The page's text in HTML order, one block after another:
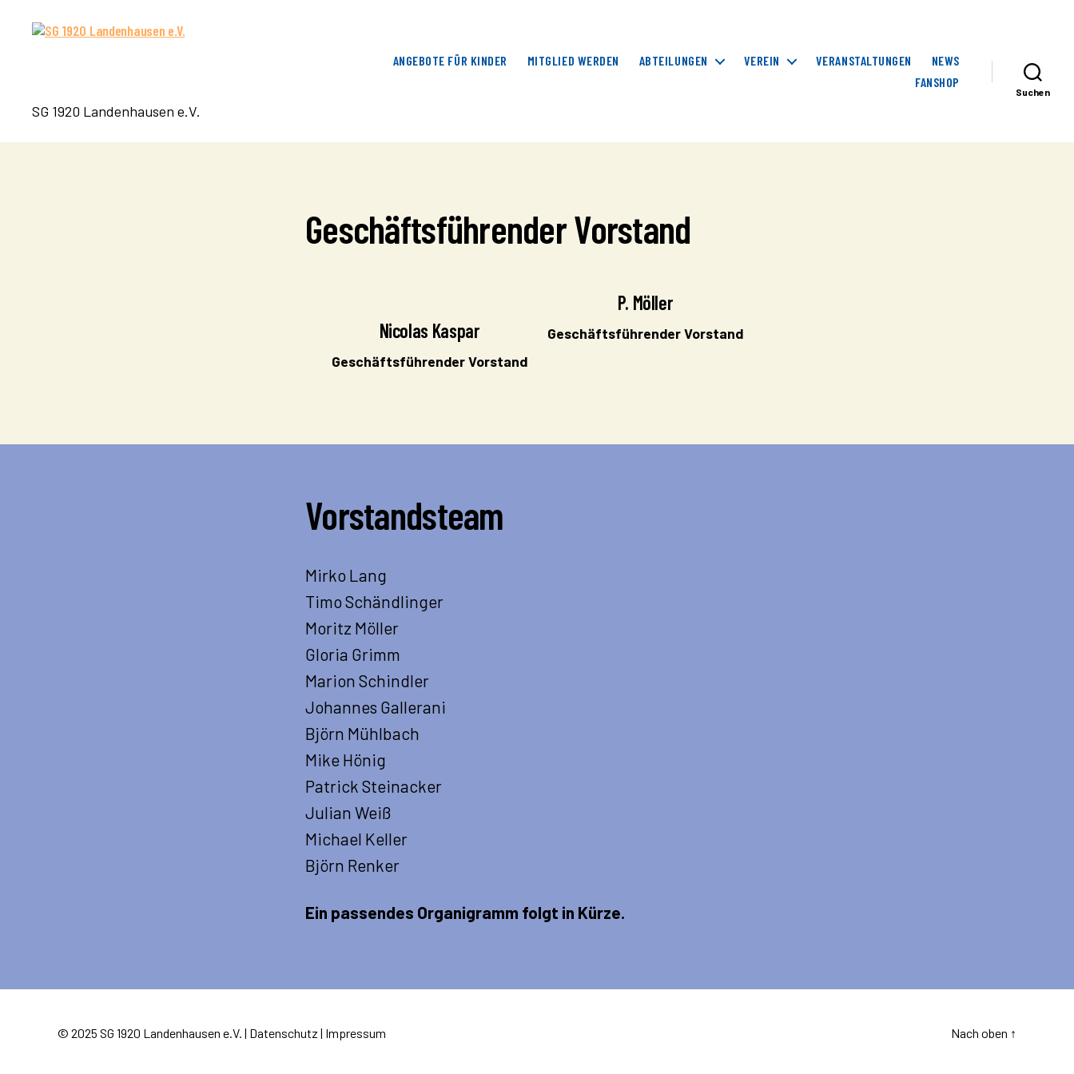
1920
SG 1920 Landenhausen e.V.
ANGEBOTE FÜR KINDER MITGLIED WERDEN ABTEILUNGEN VEREIN VERANSTALTUNGEN
NEWS
FANSHOP
Suchen
Geschäftsführender Vorstand
Nicolas Kaspar
Geschäftsführender Vorstand
P. Möller
Geschäftsführender Vorstand
Vorstandsteam
Mirko Lang
Timo Schändlinger
Moritz Möller
Gloria Grimm
Marion Schindler
Johannes Gallerani
Björn Mühlbach
Mike Hönig
Patrick Steinacker
Julian Weiß
Michael Keller
Björn Renker
Ein passendes Organigramm folgt in Kürze.
© 2025 SG 1920 Landenhausen e.V. | Datenschutz | Impressum Nach oben ↑